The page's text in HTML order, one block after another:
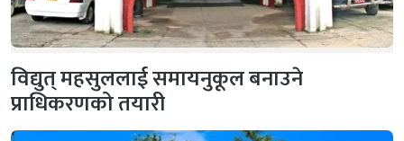
विद्युत् महसुललाई समायनुकूल बनाउने
प्राधिकरणको तयारी